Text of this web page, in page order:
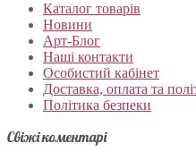
Каталог товарів
Новини
Арт-Блог
Наші контакти
Особистий кабінет
Доставка, оплата та
Політика безпеки
Свіжі коментарі